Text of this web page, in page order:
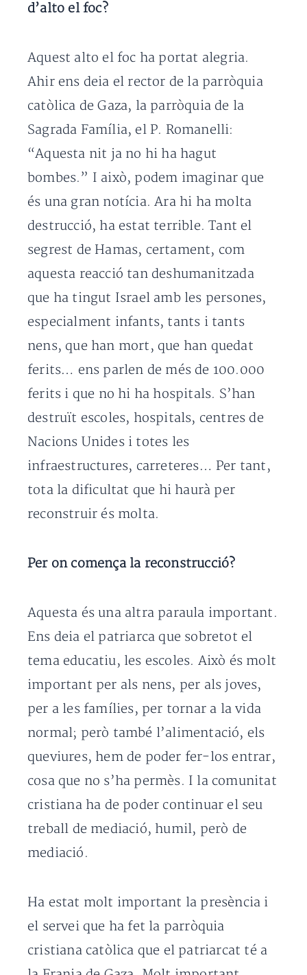
d’alto el foc?
Aquest alto el foc ha portat alegria.
Ahir ens deia el rector de la parròquia
catòlica de Gaza, la parròquia de la
Sagrada Família, el P. Romanelli:
“Aquesta nit ja no hi ha hagut
bombes.” I això, podem imaginar que
és una gran notícia. Ara hi ha molta
destrucció, ha estat terrible. Tant el
segrest de Hamas, certament, com
aquesta reacció tan deshumanitzada
que ha tingut Israel amb les persones,
especialment infants, tants i tants
nens, que han mort, que han quedat
ferits… ens parlen de més de 100.000
ferits i que no hi ha hospitals. S’han
destruït escoles, hospitals, centres de
Nacions Unides i totes les
infraestructures, carreteres… Per tant,
tota la dificultat que hi haurà per
reconstruir és molta.
Per on comença la reconstrucció?
Aquesta és una altra paraula important.
Ens deia el patriarca que sobretot el
tema educatiu, les escoles. Això és molt
important per als nens, per als joves,
per a les famílies, per tornar a la vida
normal; però també l’alimentació, els
queviures, hem de poder fer-los entrar,
cosa que no s’ha permès. I la comunitat
cristiana ha de poder continuar el seu
treball de mediació, humil, però de
mediació.
Ha estat molt important la presència i
el servei que ha fet la parròquia
cristiana catòlica que el patriarcat té a